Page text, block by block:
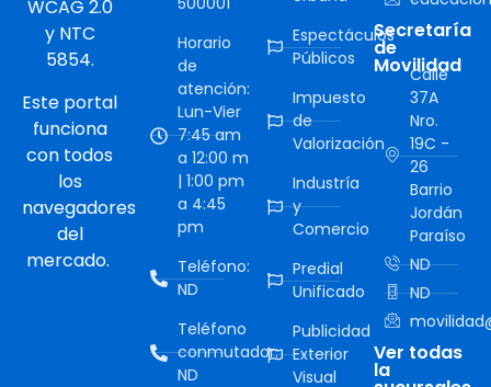
WCAG 2.0
y NTC
5854.
Este portal
funciona
con todos
los
navegadores
del
mercado.
Horario
de
atención:
Lun-Vier
7:45 am
a 12:00 m
| 1:00 pm
a 4:45
pm
Teléfono:
ND
Teléfono
conmutador:
ND
Espectáculos
Públicos
Impuesto
de
Valorización
Industría
y
Comercio
Predial
Unificado
Publicidad
Exterior
Visual
Secretaría
de
Movilidad
Calle
37A
Nro.
19C -
26
Barrio
Jordán
Paraíso
ND
ND
Ver todas
la